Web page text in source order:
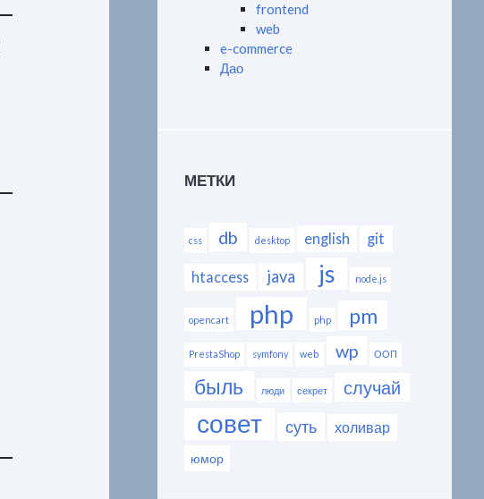
frontend
web
e-commerce
Дао
МЕТКИ
css db desktop english git
htaccess java js node.js
opencart php php pm
PrestaShop symfony web wp ООП
быль люди секрет случай
совет суть холивар
юмор